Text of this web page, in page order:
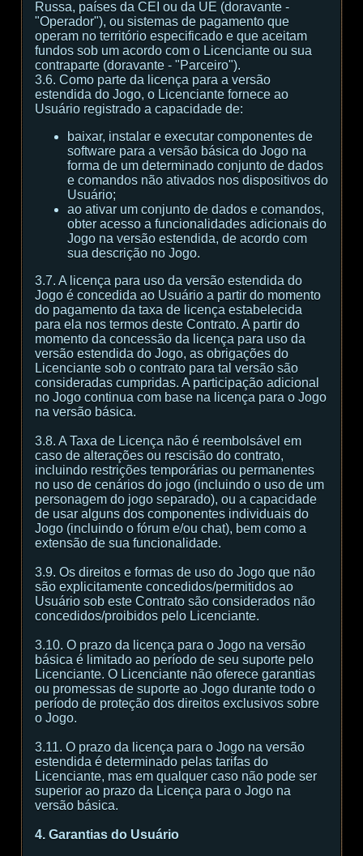
Russa, países da CEI ou da UE (doravante -
"Operador"), ou sistemas de pagamento que
operam no território especificado e que aceitam
fundos sob um acordo com o Licenciante ou sua
contraparte (doravante - "Parceiro").
3.6. Como parte da licença para a versão
estendida do Jogo, o Licenciante fornece ao
Usuário registrado a capacidade de:
baixar, instalar e executar componentes de
software para a versão básica do Jogo na
forma de um determinado conjunto de dados
e comandos não ativados nos dispositivos do
Usuário;
ao ativar um conjunto de dados e comandos,
obter acesso a funcionalidades adicionais do
Jogo na versão estendida, de acordo com
sua descrição no Jogo.
3.7. A licença para uso da versão estendida do
Jogo é concedida ao Usuário a partir do momento
do pagamento da taxa de licença estabelecida
para ela nos termos deste Contrato. A partir do
momento da concessão da licença para uso da
versão estendida do Jogo, as obrigações do
Licenciante sob o contrato para tal versão são
consideradas cumpridas. A participação adicional
no Jogo continua com base na licença para o Jogo
na versão básica.
3.8. A Taxa de Licença não é reembolsável em
caso de alterações ou rescisão do contrato,
incluindo restrições temporárias ou permanentes
no uso de cenários do jogo (incluindo o uso de um
personagem do jogo separado), ou a capacidade
de usar alguns dos componentes individuais do
Jogo (incluindo o fórum e/ou chat), bem como a
extensão de sua funcionalidade.
3.9. Os direitos e formas de uso do Jogo que não
são explicitamente concedidos/permitidos ao
Usuário sob este Contrato são considerados não
concedidos/proibidos pelo Licenciante.
3.10. O prazo da licença para o Jogo na versão
básica é limitado ao período de seu suporte pelo
Licenciante. O Licenciante não oferece garantias
ou promessas de suporte ao Jogo durante todo o
período de proteção dos direitos exclusivos sobre
o Jogo.
3.11. O prazo da licença para o Jogo na versão
estendida é determinado pelas tarifas do
Licenciante, mas em qualquer caso não pode ser
superior ao prazo da Licença para o Jogo na
versão básica.
4. Garantias do Usuário